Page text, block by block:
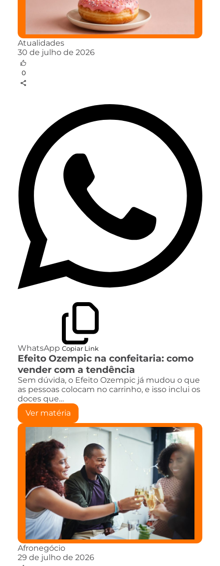
Atualidades
30 de julho de 2026
0
WhatsApp Copiar Link
Efeito Ozempic na confeitaria: como
vender com a tendência
Sem dúvida, o Efeito Ozempic já mudou o que
as pessoas colocam no carrinho, e isso inclui os
doces que…
Ver matéria
Afronegócio
29 de julho de 2026